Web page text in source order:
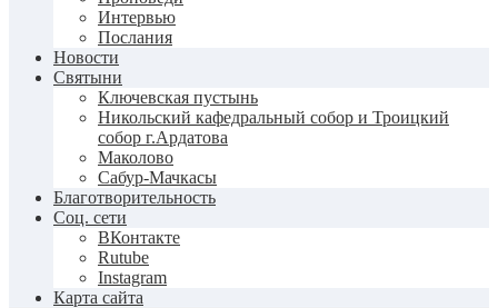
Интервью
Послания
Новости
Святыни
Ключевская пустынь
Никольский кафедральный собор и Троицкий
собор г.Ардатова
Маколово
Сабур-Мачкасы
Благотворительность
Соц. сети
ВКонтакте
Rutube
Instagram
Карта сайта